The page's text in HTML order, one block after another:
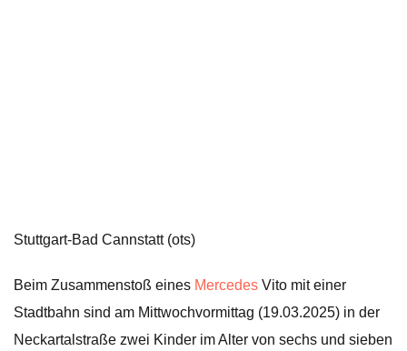
Stuttgart-Bad Cannstatt (ots)
Beim Zusammenstoß eines Mercedes Vito mit einer
Stadtbahn sind am Mittwochvormittag (19.03.2025) in der
Neckartalstraße zwei Kinder im Alter von sechs und sieben